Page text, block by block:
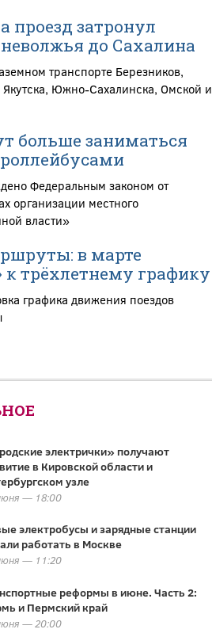
проезд затронул
до Сахалина
транспорте Березников,
Южно-Сахалинска, Омской и
больше заниматься
Федеральным законом от
местного
власти»
в марте
к трёхлетнему графику
графика движения поездов
электрички» получают
в Кировской области и
узле
— 18:00
электробусы и зарядные станции
работать в Москве
— 11:20
реформы в июне. Часть 2:
и Пермский край
— 20:00